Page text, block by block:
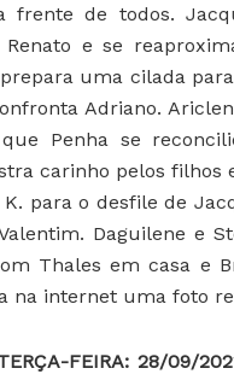
frente de todos.
Renato e se
uma cilada
Adriano.
que Penha se
carinho pelos filhos
para o desfile de
Daguilene e
Thales em casa e
na internet uma foto
FEIRA: 28/09/